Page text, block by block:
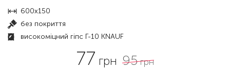
600x150
без покриття
високоміцний гіпс Г-10 KNAUF
77 грн 95грн